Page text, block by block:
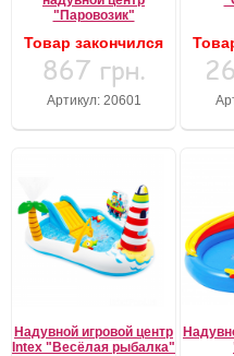
"Паровозик"
Товар закончился
867 грн.
Артикул: 20601
Надувной игровой центр
Intex "Весёлая рыбалка"